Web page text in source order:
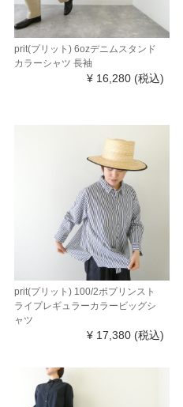
prit(プリット) 6ozデニムスタンド
カラーシャツ 長袖
¥ 16,280 (税込)
prit(プリット) 100/2ポプリンスト
ライプレギュラーカラービッグシ
ャツ
¥ 17,380 (税込)